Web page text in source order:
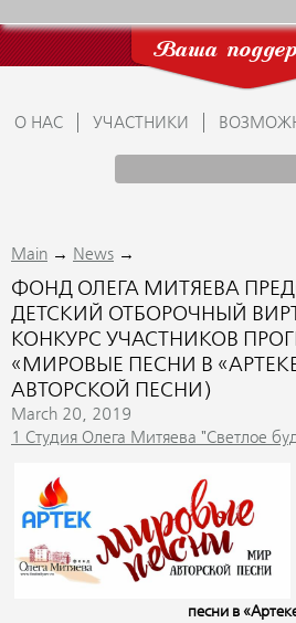
Ваша
О НАС УЧАСТНИКИ
Main → News →
ФОНД ОЛЕГА МИТЯЕВА
ДЕТСКИЙ ОТБОРОЧНЫЙ
КОНКУРС УЧАСТНИКОВ
«МИРОВЫЕ ПЕСНИ В
АВТОРСКОЙ ПЕСНИ)
March 20, 2019
1 Студия Олега Митяева "Светлое
песни в